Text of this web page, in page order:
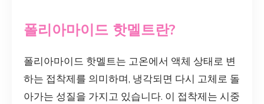
폴리아마이드 핫멜트란?
폴리아마이드 핫멜트는 고온에서 액체 상태로 변
하는 접착제를 의미하며, 냉각되면 다시 고체로 돌
아가는 성질을 가지고 있습니다. 이 접착제는 시중